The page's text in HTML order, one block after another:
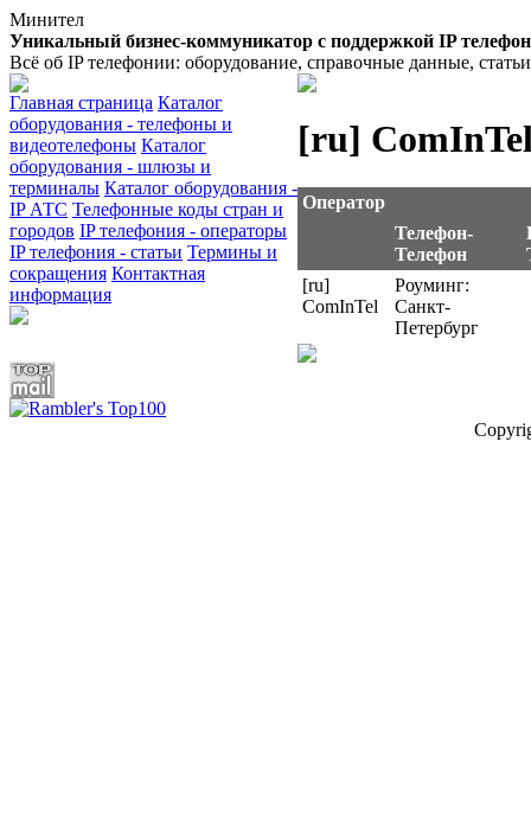
Минител
Уникальный бизнес-коммуникатор с поддержкой IP
Всё об IP телефонии: оборудование, справочные данные,
Главная страница Каталог
оборудования - телефоны и
видеотелефоны Каталог
оборудования - шлюзы и
терминалы Каталог оборудования -
IP АТС Телефонные коды стран и
городов IP телефония - операторы
IP телефония - статьи Термины и
сокращения Контактная
информация
[ru]
Оператор
Телефон-
Телефон
[ru]
ComInTel
Роуминг:
Санкт-
Петербург